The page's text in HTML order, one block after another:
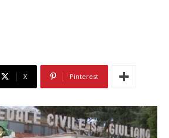
X Pinterest